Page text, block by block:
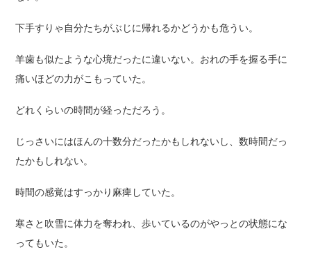
下手すりゃ自分たちがぶじに帰れるかどうかも危うい。
羊歯も似たような心境だったに違いない。おれの手を握る手に
痛いほどの力がこもっていた。
どれくらいの時間が経っただろう。
じっさいにはほんの十数分だったかもしれないし、数時間だっ
たかもしれない。
時間の感覚はすっかり麻痺していた。
寒さと吹雪に体力を奪われ、歩いているのがやっとの状態にな
ってもいた。